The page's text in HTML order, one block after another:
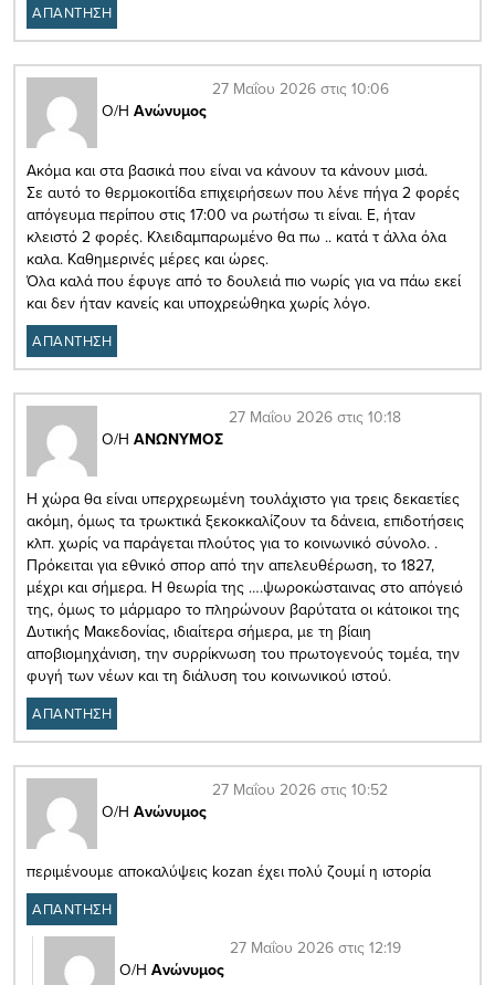
ΑΠΑΝΤΗΣΗ
Ο/Η Ανώνυμος
27 Μαΐου 2026 στις 10:06
Ακόμα και στα βασικά που είναι να κάνουν τα κάνουν μισά.
Σε αυτό το θερμοκοιτίδα επιχειρήσεων που λένε πήγα 2 φορές
απόγευμα περίπου στις 17:00 να ρωτήσω τι είναι. Ε, ήταν
κλειστό 2 φορές. Κλειδαμπαρωμένο θα πω .. κατά τ άλλα όλα
καλα. Καθημερινές μέρες και ώρες.
Όλα καλά που έφυγε από το δουλειά πιο νωρίς για να πάω εκεί
και δεν ήταν κανείς και υποχρεώθηκα χωρίς λόγο.
ΑΠΑΝΤΗΣΗ
Ο/Η ΑΝΩΝΥΜΟΣ
27 Μαΐου 2026 στις 10:18
Η χώρα θα είναι υπερχρεωμένη τουλάχιστο για τρεις δεκαετίες
ακόμη, όμως τα τρωκτικά ξεκοκκαλίζουν τα δάνεια, επιδοτήσεις
κλπ. χωρίς να παράγεται πλούτος για το κοινωνικό σύνολο. .
Πρόκειται για εθνικό σπορ από την απελευθέρωση, το 1827,
μέχρι και σήμερα. Η θεωρία της ….ψωροκώσταινας στο απόγειό
της, όμως το μάρμαρο το πληρώνουν βαρύτατα οι κάτοικοι της
Δυτικής Μακεδονίας, ιδιαίτερα σήμερα, με τη βίαιη
αποβιομηχάνιση, την συρρίκνωση του πρωτογενούς τομέα, την
φυγή των νέων και τη διάλυση του κοινωνικού ιστού.
ΑΠΑΝΤΗΣΗ
Ο/Η Ανώνυμος
27 Μαΐου 2026 στις 10:52
περιμένουμε αποκαλύψεις kozan έχει πολύ ζουμί η ιστορία
ΑΠΑΝΤΗΣΗ
Ο/Η Ανώνυμος
27 Μαΐου 2026 στις 12:19